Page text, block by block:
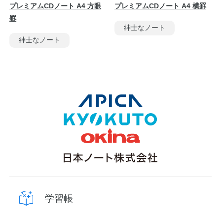
プレミアムCDノート A4 方眼
罫
紳士なノート
プレミアムCDノート A4 横罫
紳士なノート
学習帳